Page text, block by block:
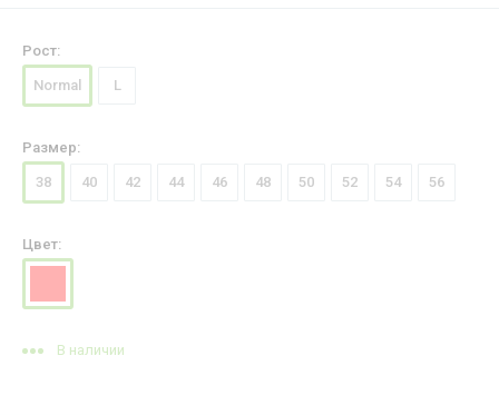
Рост:
Normal L
Размер:
38 40 42 44 46 48 50 52 54 56
Цвет:
В наличии